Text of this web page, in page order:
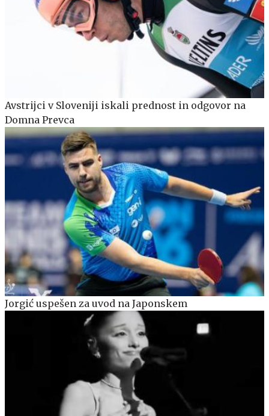
Avstrijci v Sloveniji iskali prednost in odgovor na
Domna Prevca
Jorgić uspešen za uvod na Japonskem